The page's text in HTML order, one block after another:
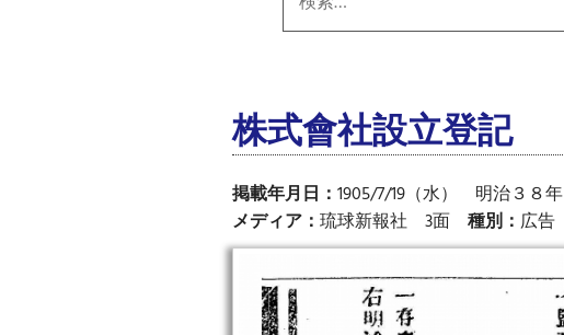
索:
株式會社設立登記
掲載年月日： 1905/7/19（水） 明治３８年
メディア： 琉球新報社 3面 種別： 広告